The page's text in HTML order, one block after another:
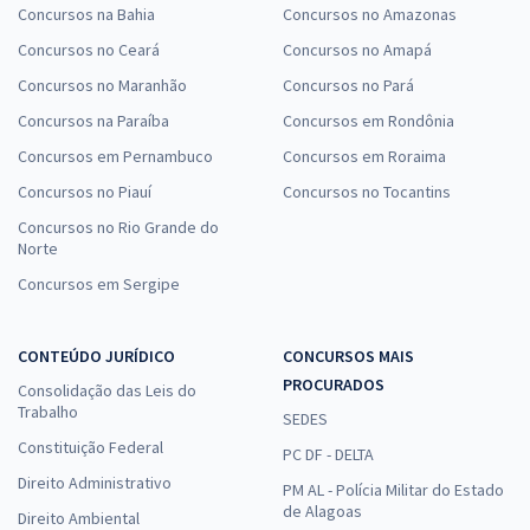
Concursos na Bahia
Concursos no Ceará
Concursos no Maranhão
Concursos na Paraíba
Concursos em Pernambuco
Concursos no Piauí
Concursos no Rio Grande do
Norte
Concursos em Sergipe
Concursos no Amazonas
Concursos no Amapá
Concursos no Pará
Concursos em Rondônia
Concursos em Roraima
Concursos no Tocantins
CONTEÚDO JURÍDICO
Consolidação das Leis do
Trabalho
Constituição Federal
Direito Administrativo
Direito Ambiental
CONCURSOS MAIS
PROCURADOS
SEDES
PC DF - DELTA
PM AL - Polícia Militar do Estado
de Alagoas